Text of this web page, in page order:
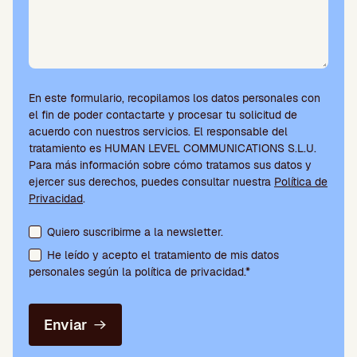
En este formulario, recopilamos los datos personales con
el fin de poder contactarte y procesar tu solicitud de
acuerdo con nuestros servicios. El responsable del
tratamiento es HUMAN LEVEL COMMUNICATIONS S.L.U.
Para más información sobre cómo tratamos sus datos y
ejercer sus derechos, puedes consultar nuestra Política de
Privacidad.
Aceptación de condiciones y suscripción a la newsletter
Quiero suscribirme a la newsletter.
He leído y acepto el tratamiento de mis datos
personales según la política de privacidad.*
Enviar